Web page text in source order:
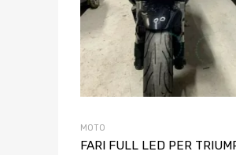
MOTO
FARI FULL LED PER